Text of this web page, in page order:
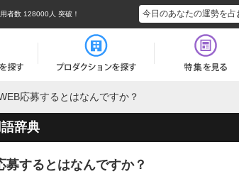
用者数 128000人 突破！ 今日のあなたの運勢を占
応募するとはなんですか？
辞典
募するとはなんですか？